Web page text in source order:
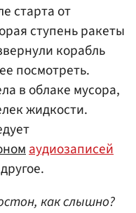
старта от
ступень ракеты
корабль
посмотреть.
в облаке мусора,
жидкости.
аудиозаписей
как слышно?